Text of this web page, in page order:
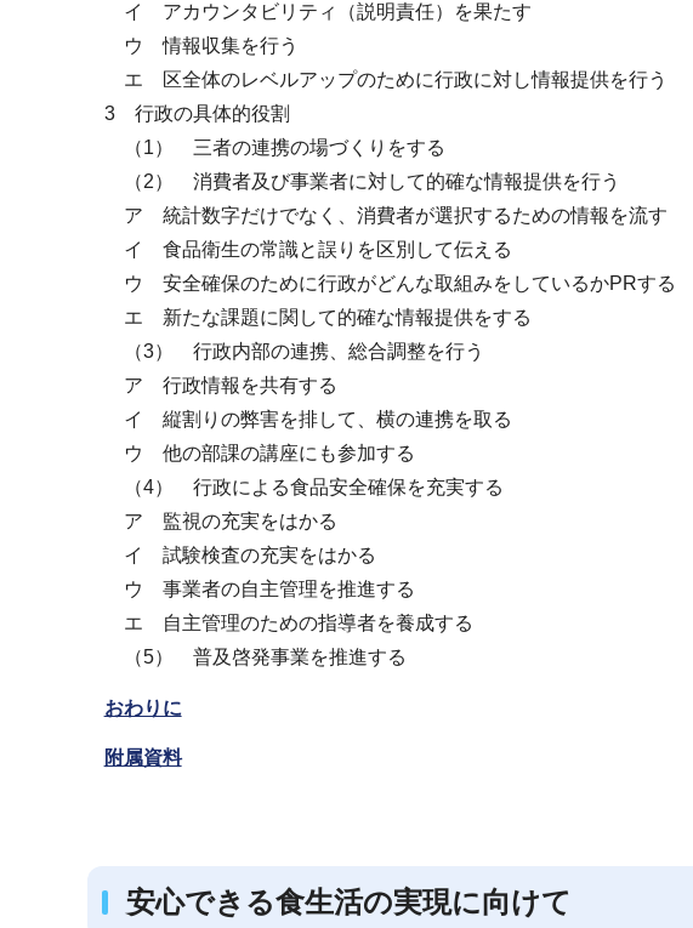
イ アカウンタビリティ（説明責任）を果たす
ウ 情報収集を行う
エ 区全体のレベルアップのために行政に対し情報提供を行う
3 行政の具体的役割
（1） 三者の連携の場づくりをする
（2） 消費者及び事業者に対して的確な情報提供を行う
ア 統計数字だけでなく、消費者が選択するための情報を流す
イ 食品衛生の常識と誤りを区別して伝える
ウ 安全確保のために行政がどんな取組みをしているかPRする
エ 新たな課題に関して的確な情報提供をする
（3） 行政内部の連携、総合調整を行う
ア 行政情報を共有する
イ 縦割りの弊害を排して、横の連携を取る
ウ 他の部課の講座にも参加する
（4） 行政による食品安全確保を充実する
ア 監視の充実をはかる
イ 試験検査の充実をはかる
ウ 事業者の自主管理を推進する
エ 自主管理のための指導者を養成する
（5） 普及啓発事業を推進する
おわりに
附属資料
安心できる食生活の実現に向けて